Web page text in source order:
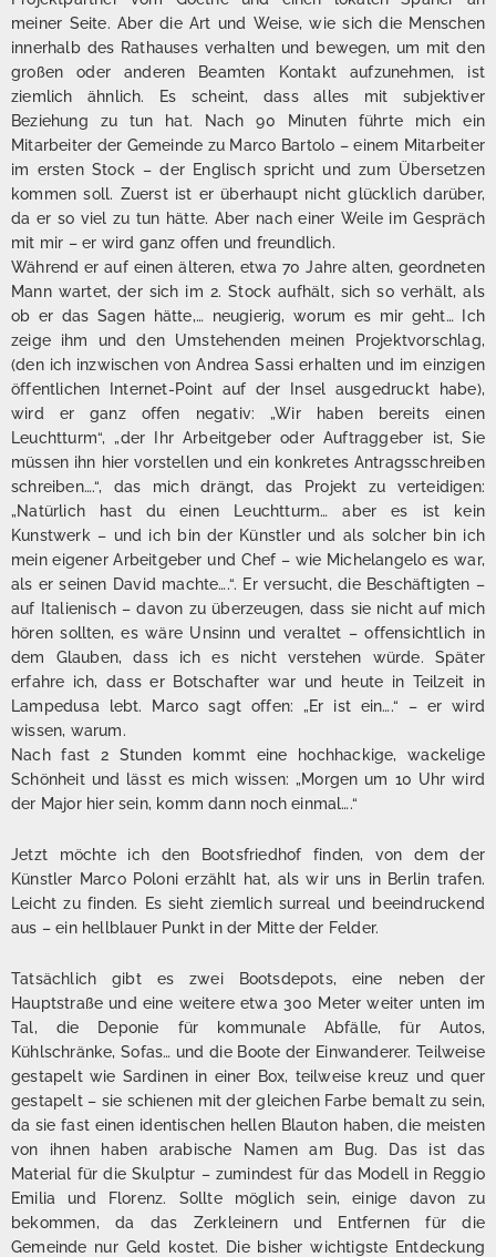
meiner Seite. Aber die Art und Weise, wie sich die Menschen
innerhalb des Rathauses verhalten und bewegen, um mit den
großen oder anderen Beamten Kontakt aufzunehmen, ist
ziemlich ähnlich. Es scheint, dass alles mit subjektiver
Beziehung zu tun hat. Nach 90 Minuten führte mich ein
Mitarbeiter der Gemeinde zu Marco Bartolo – einem Mitarbeiter
im ersten Stock – der Englisch spricht und zum Übersetzen
kommen soll. Zuerst ist er überhaupt nicht glücklich darüber,
da er so viel zu tun hätte. Aber nach einer Weile im Gespräch
mit mir – er wird ganz offen und freundlich.
Während er auf einen älteren, etwa 70 Jahre alten, geordneten
Mann wartet, der sich im 2. Stock aufhält, sich so verhält, als
ob er das Sagen hätte,… neugierig, worum es mir geht… Ich
zeige ihm und den Umstehenden meinen Projektvorschlag,
(den ich inzwischen von Andrea Sassi erhalten und im einzigen
öffentlichen Internet-Point auf der Insel ausgedruckt habe),
wird er ganz offen negativ: „Wir haben bereits einen
Leuchtturm“, „der Ihr Arbeitgeber oder Auftraggeber ist, Sie
müssen ihn hier vorstellen und ein konkretes Antragsschreiben
schreiben….“, das mich drängt, das Projekt zu verteidigen:
„Natürlich hast du einen Leuchtturm… aber es ist kein
Kunstwerk – und ich bin der Künstler und als solcher bin ich
mein eigener Arbeitgeber und Chef – wie Michelangelo es war,
als er seinen David machte….“. Er versucht, die Beschäftigten –
auf Italienisch – davon zu überzeugen, dass sie nicht auf mich
hören sollten, es wäre Unsinn und veraltet – offensichtlich in
dem Glauben, dass ich es nicht verstehen würde. Später
erfahre ich, dass er Botschafter war und heute in Teilzeit in
Lampedusa lebt. Marco sagt offen: „Er ist ein….“ – er wird
wissen, warum.
Nach fast 2 Stunden kommt eine hochhackige, wackelige
Schönheit und lässt es mich wissen: „Morgen um 10 Uhr wird
der Major hier sein, komm dann noch einmal….“
Jetzt möchte ich den Bootsfriedhof finden, von dem der
Künstler Marco Poloni erzählt hat, als wir uns in Berlin trafen.
Leicht zu finden. Es sieht ziemlich surreal und beeindruckend
aus – ein hellblauer Punkt in der Mitte der Felder.
Tatsächlich gibt es zwei Bootsdepots, eine neben der
Hauptstraße und eine weitere etwa 300 Meter weiter unten im
Tal, die Deponie für kommunale Abfälle, für Autos,
Kühlschränke, Sofas… und die Boote der Einwanderer. Teilweise
gestapelt wie Sardinen in einer Box, teilweise kreuz und quer
gestapelt – sie schienen mit der gleichen Farbe bemalt zu sein,
da sie fast einen identischen hellen Blauton haben, die meisten
von ihnen haben arabische Namen am Bug. Das ist das
Material für die Skulptur – zumindest für das Modell in Reggio
Emilia und Florenz. Sollte möglich sein, einige davon zu
bekommen, da das Zerkleinern und Entfernen für die
Gemeinde nur Geld kostet. Die bisher wichtigste Entdeckung